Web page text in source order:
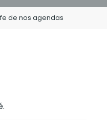
de nos agendas